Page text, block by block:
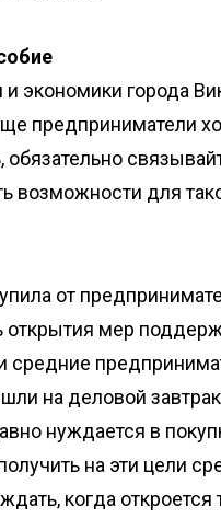
экономики города
предприниматели
возможности для
от
открытия мер
на деловой
нуждается в
на эти цели
когда откроется